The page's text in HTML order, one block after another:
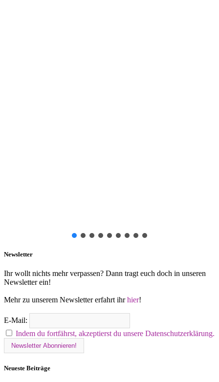
Newsletter
Ihr wollt nichts mehr verpassen? Dann tragt euch doch in unseren
Newsletter ein!
Mehr zu unserem Newsletter erfahrt ihrhier!
E-Mail:
Indem du fortfährst, akzeptierst du unsere Datenschutzerklärung.
Neueste Beiträge